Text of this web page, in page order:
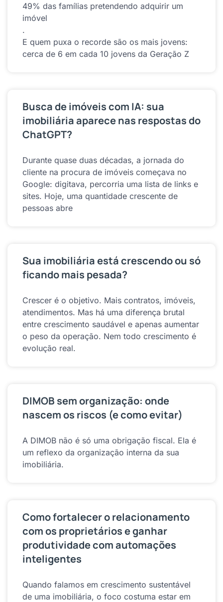
49% das famílias pretendendo adquirir um
imóvel
.
E quem puxa o recorde são os mais jovens:
cerca de 6 em cada 10 jovens da Geração Z
Busca de imóveis com IA: sua
imobiliária aparece nas respostas do
ChatGPT?
Durante quase duas décadas, a jornada do
cliente na procura de imóveis começava no
Google: digitava, percorria uma lista de links e
sites. Hoje, uma quantidade crescente de
pessoas abre
Sua imobiliária está crescendo ou só
ficando mais pesada?
Crescer é o objetivo. Mais contratos, imóveis,
atendimentos. Mas há uma diferença brutal
entre crescimento saudável e apenas aumentar
o peso da operação. Nem todo crescimento é
evolução real.
DIMOB sem organização: onde
nascem os riscos (e como evitar)
A DIMOB não é só uma obrigação fiscal. Ela é
um reflexo da organização interna da sua
imobiliária.
Como fortalecer o relacionamento
com os proprietários e ganhar
produtividade com automações
inteligentes
Quando falamos em crescimento sustentável
de uma imobiliária, o foco costuma estar em